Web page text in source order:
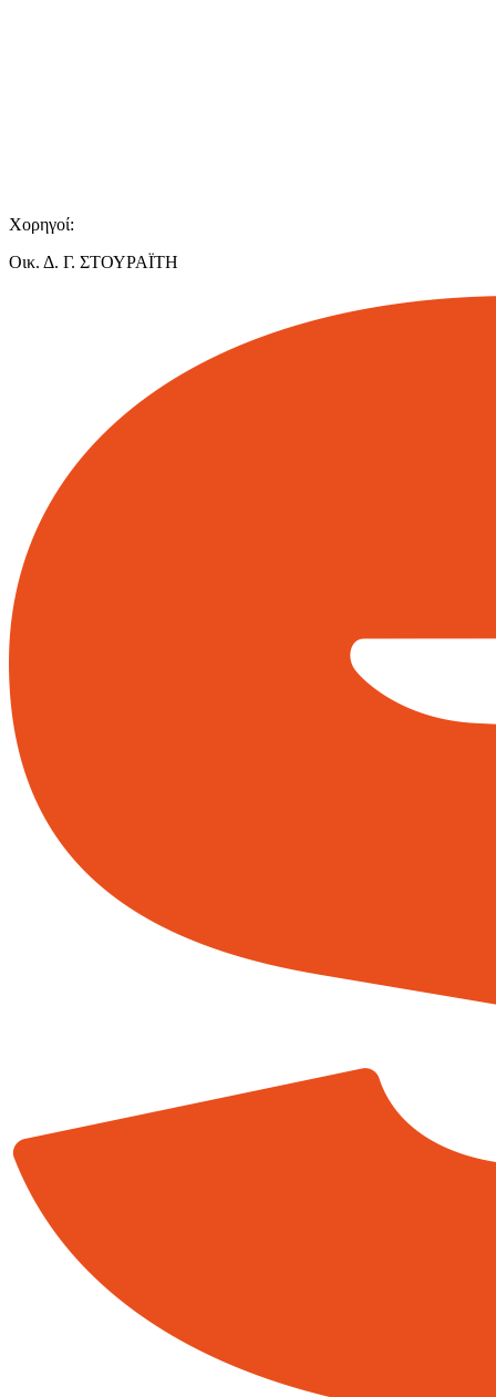
Χορηγοί:
Οικ. Δ. Γ. ΣΤΟΥΡΑΪΤΗ